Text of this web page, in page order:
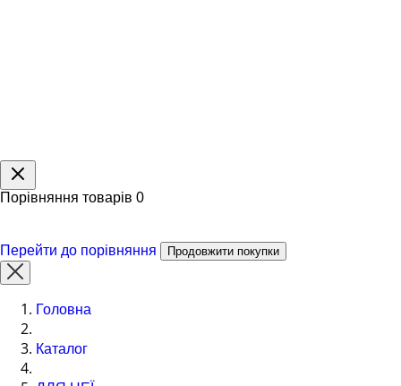
Порівняння товарів 0
Перейти до порівняння Продовжити покупки
Головна
Каталог